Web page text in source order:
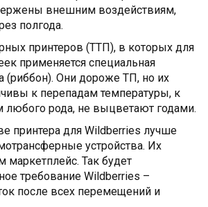
внешним воздействиям,
полгода.
принтеров (ТТП), в которых для
применяется специальная
(риббон). Они дороже ТП, но их
к перепадам температуры, к
рода, не выцветают годами.
принтера для Wildberries лучше
устройства. Их
маркетплейс. Так будет
требование Wildberries –
после всех перемещений и